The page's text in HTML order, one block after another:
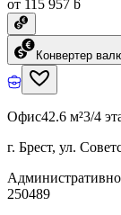
от 115 957 ƃ
Конвертер
Офис42.6 м²3/4
г. Брест, ул.
250489